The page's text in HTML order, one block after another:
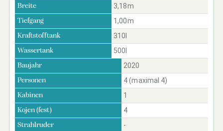
Breite 3,18m
Tiefgang 1,00m
Kraftstofftank 310l
Wassertank 500l
Baujahr 2020
Personen 4 (maximal 4)
Kabinen 1
Kojen (fest) 4
Strahlruder -